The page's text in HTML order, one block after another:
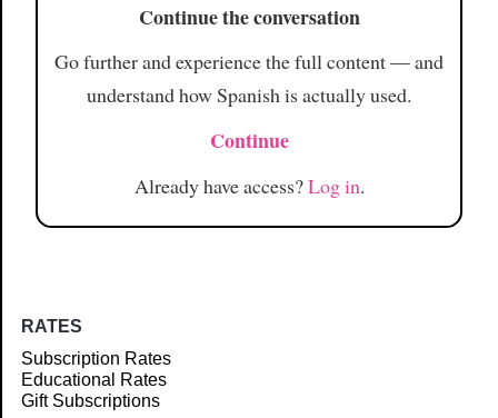
Continue the conversation
Go further and experience the full content — and
understand how Spanish is actually used.
Continue
Already have access?Log in.
RATES
Subscription Rates
Educational Rates
Gift Subscriptions